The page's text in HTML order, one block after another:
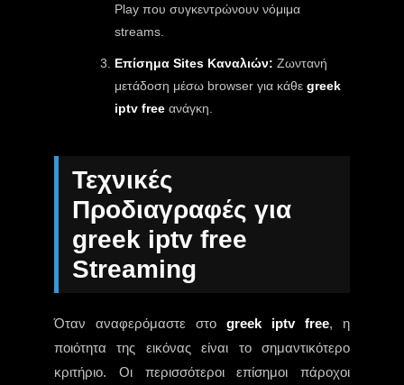
Play που συγκεντρώνουν νόμιμα
streams.
Επίσημα Sites Καναλιών: Ζωντανή
μετάδοση μέσω browser για κάθε greek
iptv free ανάγκη.
Τεχνικές
Προδιαγραφές για
greek iptv free
Streaming
Όταν αναφερόμαστε στο greek iptv free, η
ποιότητα της εικόνας είναι το σημαντικότερο
κριτήριο. Οι περισσότεροι επίσημοι πάροχοι